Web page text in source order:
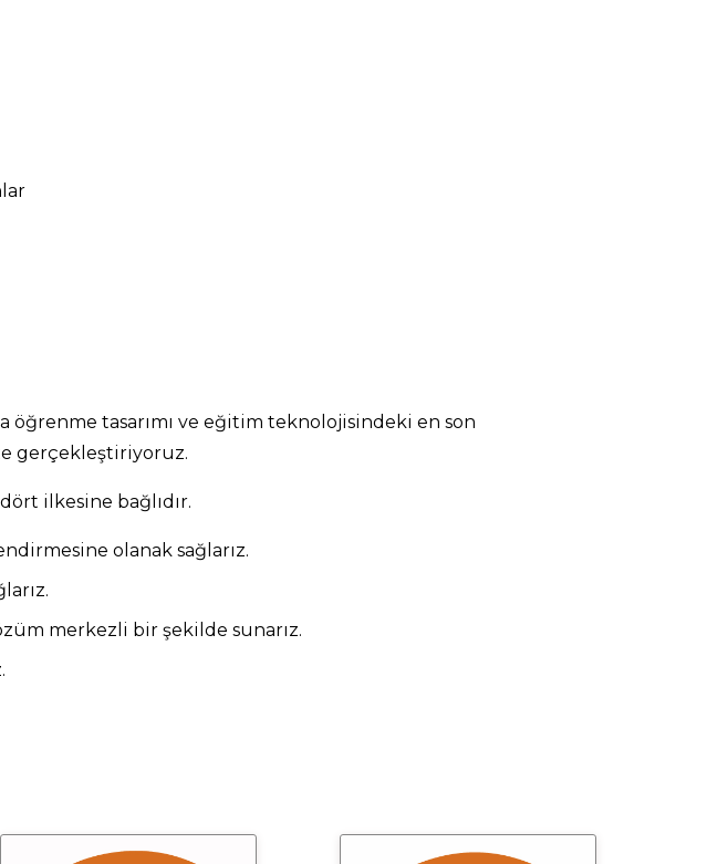
öğrenme tasarımı ve eğitim teknolojisindeki en son
gerçekleştiriyoruz.
ilkesine bağlıdır.
olanak sağlarız.
merkezli bir şekilde sunarız.